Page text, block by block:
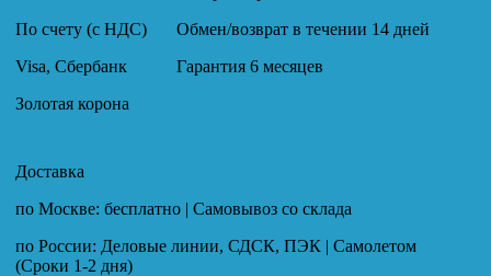
По счету (с НДС)
Visa, Сбербанк
Золотая корона
Обмен/возврат в течении 14 дней
Гарантия 6 месяцев
Доставка
по Москве: бесплатно | Самовывоз со склада
по России: Деловые линии, СДСК, ПЭК | Самолетом
(Сроки 1-2 дня)